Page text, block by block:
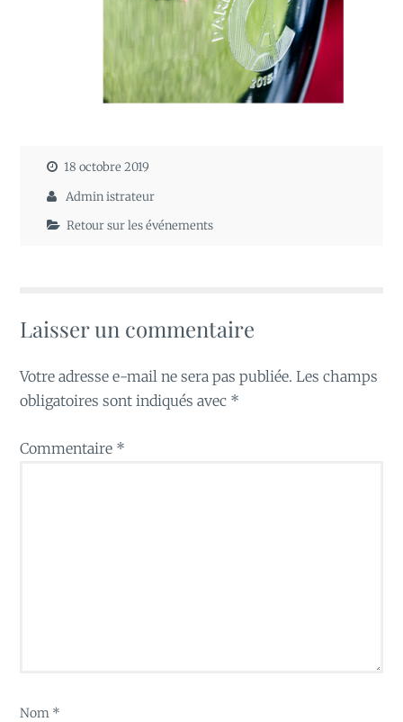
18 octobre 2019
Admin istrateur
Retour sur les événements
Laisser un commentaire
Votre adresse e-mail ne sera pas publiée. Les champs
obligatoires sont indiqués avec *
Commentaire *
Nom *